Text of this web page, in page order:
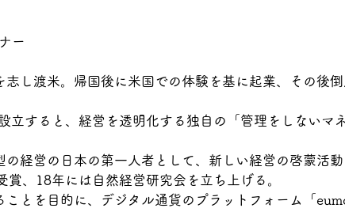
ー
志し渡米。帰国後に米国での体験を基に起業、その後
立すると、経営を透明化する独自の「管理をしないマ
経営の日本の第一人者として、新しい経営の啓蒙活動
賞、18年には自然経営研究会を立ち上げる。
とを目的に、デジタル通貨のプラットフォーム「